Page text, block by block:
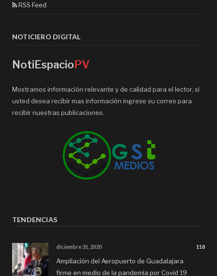
RSS Feed
NOTICIERO DIGITAL
NotiEspacioPV
Mostramos información relevante y de calidad para el lector, si
usted desea recibir mas información ingrese su correo para
recibir nuestras publicaciones.
TENDENCIAS
diciembre 31, 2020 118
Ampliación del Aeropuerto de Guadalajara
firme en medio de la pandemia por Covid 19